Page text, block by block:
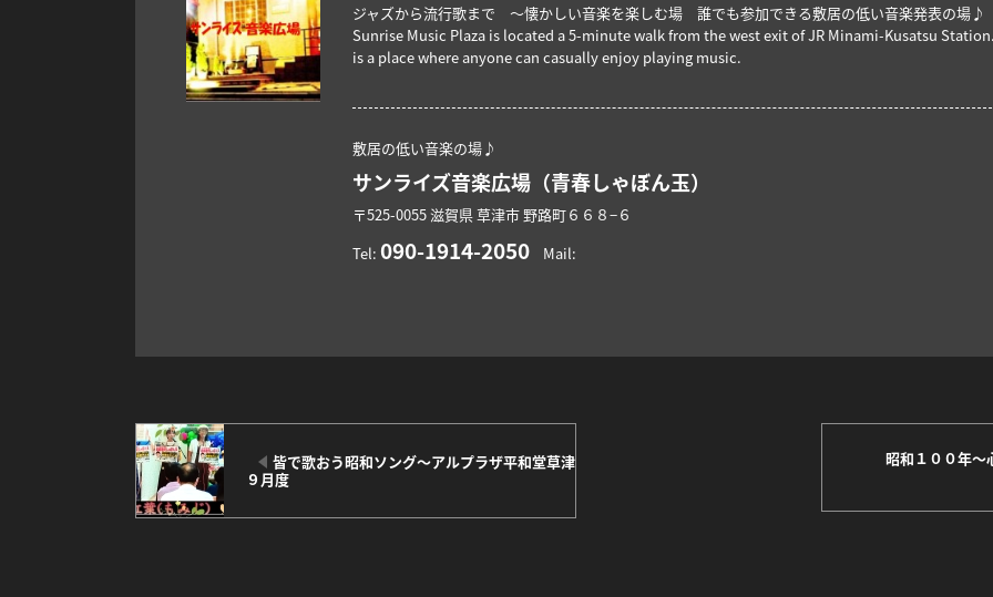
ジャズから流行歌まで ～懐かしい音楽を楽しむ場 誰でも参加できる敷居の低い音楽発表の場♪
Sunrise Music Plaza is located a 5-minute walk from the west exit of JR Minami-Kusatsu
is a place where anyone can casually enjoy playing music.
敷居の低い音楽の場♪
サンライズ音楽広場（青春しゃぼん玉）
〒525-0055 滋賀県草津市 野路町６６８−６
Tel: 090-1914-2050 Mail:
皆で歌おう昭和ソング～アルプラザ平和堂草津
９月度
昭和１００年～